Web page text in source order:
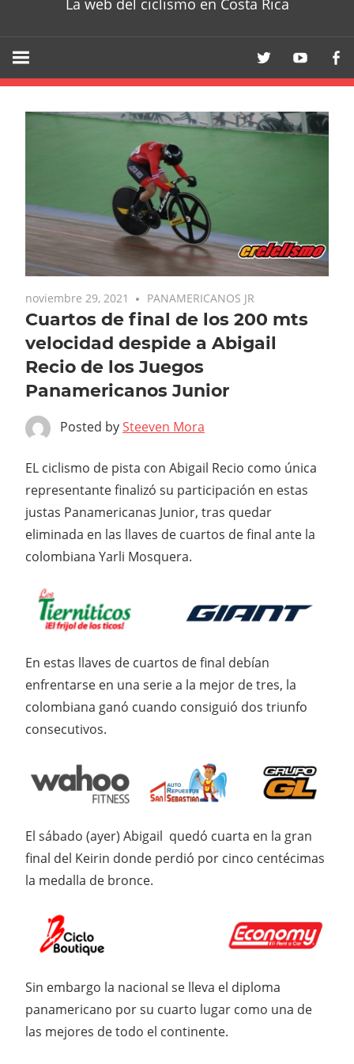
La web del ciclismo en Costa Rica
noviembre 29, 2021 PANAMERICANOS JR
Cuartos de final de los 200 mts
velocidad despide a Abigail
Recio de los Juegos
Panamericanos Junior
Posted bySteeven Mora
EL ciclismo de pista con Abigail Recio como única
representante finalizó su participación en estas
justas Panamericanas Junior, tras quedar
eliminada en las llaves de cuartos de final ante la
colombiana Yarli Mosquera.
En estas llaves de cuartos de final debían
enfrentarse en una serie a la mejor de tres, la
colombiana ganó cuando consiguió dos triunfo
consecutivos.
El sábado (ayer) Abigail quedó cuarta en la gran
final del Keirin donde perdió por cinco centécimas
la medalla de bronce.
Sin embargo la nacional se lleva el diploma
panamericano por su cuarto lugar como una de
las mejores de todo el continente.